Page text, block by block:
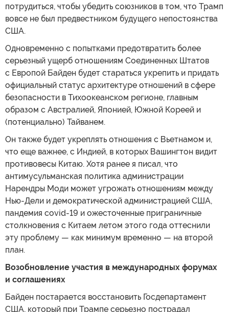
потрудиться, чтобы убедить союзников в том, что Трамп
вовсе не был предвестником будущего непостоянства
США.
Одновременно с попытками предотвратить более
серьезный ущерб отношениям Соединенных Штатов
с Европой Байден будет стараться укрепить и придать
официальный статус архитектуре отношений в сфере
безопасности в Тихоокеанском регионе, главным
образом с Австралией, Японией, Южной Кореей и
(потенциально) Тайванем.
Он также будет укреплять отношения с Вьетнамом и,
что еще важнее, с Индией, в которых Вашингтон видит
противовесы Китаю. Хотя ранее я писал, что
антимусульманская политика администрации
Нарендры Моди может угрожать отношениям между
Нью-Дели и демократической администрацией США,
пандемия covid-19 и ожесточенные приграничные
столкновения с Китаем летом этого года оттеснили
эту проблему — как минимум временно — на второй
план.
Возобновление участия в международных форумах
и соглашениях
Байден постарается восстановить Госдепартамент
США, который при Трампе серьезно пострадал